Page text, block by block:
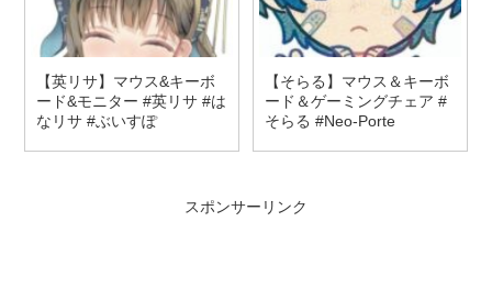
【英リサ】マウス&キーボ
ード&モニター #英リサ #は
なリサ #ぶいすぽ
【そらる】マウス＆キーボ
ード＆ゲーミングチェア #
そらる #Neo-Porte
スポンサーリンク